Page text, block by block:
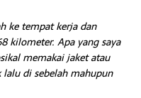
ke tempat kerja dan
kilometer. Apa yang saya
memakai jaket atau
di sebelah mahupun